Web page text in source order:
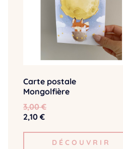
Carte postale
Mongolfière
3,00 €
2,10 €
DÉCOUVRIR